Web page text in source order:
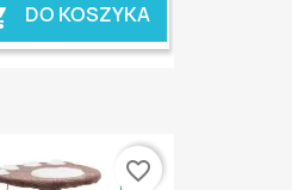
DO KOSZYKA
favorite_border